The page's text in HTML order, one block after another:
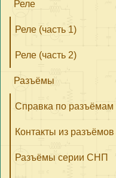
Реле
Реле (часть 1)
Реле (часть 2)
Разъёмы
Справка по разъёмам
Контакты из разъёмов
Разъёмы серии СНП